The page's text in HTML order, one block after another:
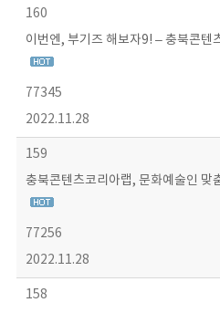
160
이번엔, 부기즈 해보자9! – 충북콘텐
77345
2022.11.28
159
충북콘텐츠코리아랩, 문화예술인 맞
77256
2022.11.28
158